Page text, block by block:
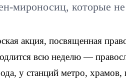
мироносиц, которые
акция, посвященная
всю неделю —
у станций метро,